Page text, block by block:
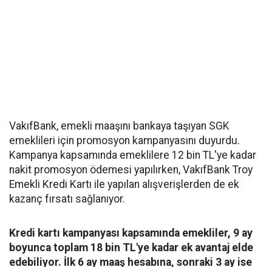
VakıfBank, emekli maaşını bankaya taşıyan SGK
emeklileri için promosyon kampanyasını duyurdu.
Kampanya kapsamında emeklilere 12 bin TL'ye kadar
nakit promosyon ödemesi yapılırken, VakıfBank Troy
Emekli Kredi Kartı ile yapılan alışverişlerden de ek
kazanç fırsatı sağlanıyor.
Kredi kartı kampanyası kapsamında emekliler, 9 ay
boyunca toplam 18 bin TL'ye kadar ek avantaj elde
edebiliyor. İlk 6 ay maaş hesabına, sonraki 3 ay ise